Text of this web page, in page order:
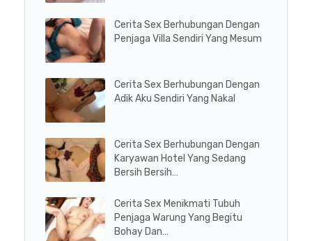
Cerita Sex Berhubungan Dengan
Penjaga Villa Sendiri Yang Mesum
Cerita Sex Berhubungan Dengan
Adik Aku Sendiri Yang Nakal
Cerita Sex Berhubungan Dengan
Karyawan Hotel Yang Sedang
Bersih Bersih…
Cerita Sex Menikmati Tubuh
Penjaga Warung Yang Begitu
Bohay Dan…